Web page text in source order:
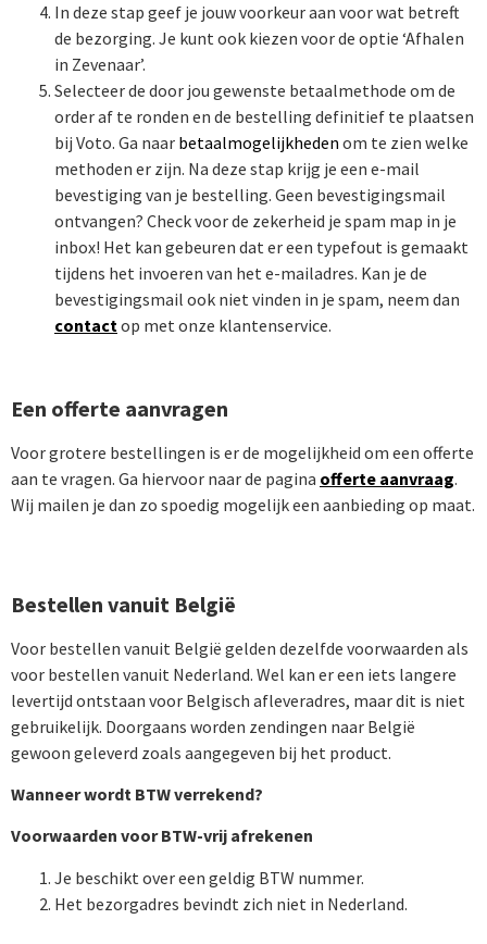
In deze stap geef je jouw voorkeur aan voor wat betreft
de bezorging. Je kunt ook kiezen voor de optie ‘Afhalen
in Zevenaar’.
Selecteer de door jou gewenste betaalmethode om de
order af te ronden en de bestelling definitief te plaatsen
bij Voto. Ga naar betaalmogelijkheden om te zien welke
methoden er zijn. Na deze stap krijg je een e-mail
bevestiging van je bestelling. Geen bevestigingsmail
ontvangen? Check voor de zekerheid je spam map in je
inbox! Het kan gebeuren dat er een typefout is gemaakt
tijdens het invoeren van het e-mailadres. Kan je de
bevestigingsmail ook niet vinden in je spam, neem dan
contactop met onze klantenservice.
Een offerte aanvragen
Voor grotere bestellingen is er de mogelijkheid om een offerte
aan te vragen. Ga hiervoor naar de pagina offerte aanvraag.
Wij mailen je dan zo spoedig mogelijk een aanbieding op maat.
Bestellen vanuit België
Voor bestellen vanuit België gelden dezelfde voorwaarden als
voor bestellen vanuit Nederland. Wel kan er een iets langere
levertijd ontstaan voor Belgisch afleveradres, maar dit is niet
gebruikelijk. Doorgaans worden zendingen naar België
gewoon geleverd zoals aangegeven bij het product.
Wanneer wordt BTW verrekend?
Voorwaarden voor BTW-vrij afrekenen
Je beschikt over een geldig BTW nummer.
Het bezorgadres bevindt zich niet in Nederland.